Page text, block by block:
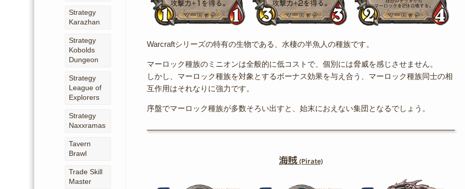
Warcraftシリーズの特有の生物である、水棲の半魚人の種族です。
マーロック種族のミニオンは全般的に低コストで、個別には脅威を感じさせません。
しかし、マーロック種族を対象とするボーナス効果を与え合う、マーロック種族同士の相
互作用はそれなりに強力です。
序盤でマーロック種族が多数そろい出すと、始末におえない集団となるでしょう。
海賊 (Pirate)
Strategy
Karazhan
Strategy
Kobolds
Dungeon
Strategy
League of
Explorers
Strategy
Naxxramas
Tavern
Brawl
Trade Skill
Master